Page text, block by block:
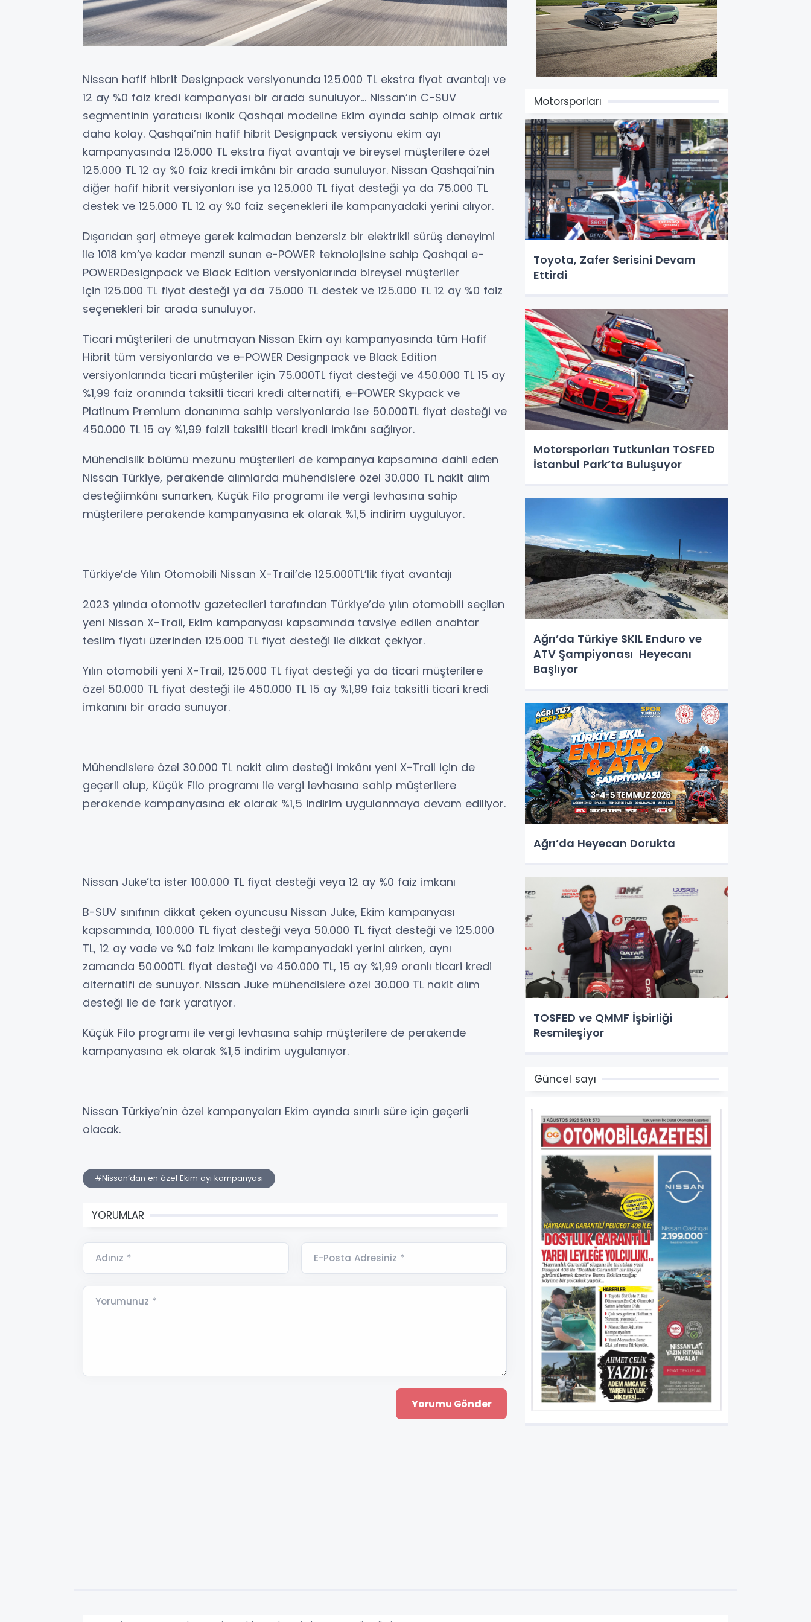
Nissan hafif hibrit Designpack versiyonunda 125.000 TL ekstra fiyat avantajı ve
12 ay %0 faiz kredi kampanyası bir arada sunuluyor... Nissan’ın C-SUV
segmentinin yaratıcısı ikonik Qashqai modeline Ekim ayında sahip olmak artık
daha kolay. Qashqai’nin hafif hibrit Designpack versiyonu ekim ayı
kampanyasında 125.000 TL ekstra fiyat avantajı ve bireysel müşterilere özel
125.000 TL 12 ay %0 faiz kredi imkânı bir arada sunuluyor. Nissan Qashqai’nin
diğer hafif hibrit versiyonları ise ya 125.000 TL fiyat desteği ya da 75.000 TL
destek ve 125.000 TL 12 ay %0 faiz seçenekleri ile kampanyadaki yerini alıyor.
Dışarıdan şarj etmeye gerek kalmadan benzersiz bir elektrikli sürüş deneyimi
ile 1018 km’ye kadar menzil sunan e-POWER teknolojisine sahip Qashqai e-
POWERDesignpack ve Black Edition versiyonlarında bireysel müşteriler
için 125.000 TL fiyat desteği ya da 75.000 TL destek ve 125.000 TL 12 ay %0 faiz
seçenekleri bir arada sunuluyor.
Ticari müşterileri de unutmayan Nissan Ekim ayı kampanyasında tüm Hafif
Hibrit tüm versiyonlarda ve e-POWER Designpack ve Black Edition
versiyonlarında ticari müşteriler için 75.000TL fiyat desteği ve 450.000 TL 15 ay
%1,99 faiz oranında taksitli ticari kredi alternatifi, e-POWER Skypack ve
Platinum Premium donanıma sahip versiyonlarda ise 50.000TL fiyat desteği ve
450.000 TL 15 ay %1,99 faizli taksitli ticari kredi imkânı sağlıyor.
Mühendislik bölümü mezunu müşterileri de kampanya kapsamına dahil eden
Nissan Türkiye, perakende alımlarda mühendislere özel 30.000 TL nakit alım
desteğiimkânı sunarken, Küçük Filo programı ile vergi levhasına sahip
müşterilere perakende kampanyasına ek olarak %1,5 indirim uyguluyor.
Türkiye’de Yılın Otomobili Nissan X-Trail’de 125.000TL’lik fiyat avantajı
2023 yılında otomotiv gazetecileri tarafından Türkiye’de yılın otomobili seçilen
yeni Nissan X-Trail, Ekim kampanyası kapsamında tavsiye edilen anahtar
teslim fiyatı üzerinden 125.000 TL fiyat desteği ile dikkat çekiyor.
Yılın otomobili yeni X-Trail, 125.000 TL fiyat desteği ya da ticari müşterilere
özel 50.000 TL fiyat desteği ile 450.000 TL 15 ay %1,99 faiz taksitli ticari kredi
imkanını bir arada sunuyor.
Mühendislere özel 30.000 TL nakit alım desteği imkânı yeni X-Trail için de
geçerli olup, Küçük Filo programı ile vergi levhasına sahip müşterilere
perakende kampanyasına ek olarak %1,5 indirim uygulanmaya devam ediliyor.
Nissan Juke’ta ister 100.000 TL fiyat desteği veya 12 ay %0 faiz imkanı
B-SUV sınıfının dikkat çeken oyuncusu Nissan Juke, Ekim kampanyası
kapsamında, 100.000 TL fiyat desteği veya 50.000 TL fiyat desteği ve 125.000
TL, 12 ay vade ve %0 faiz imkanı ile kampanyadaki yerini alırken, aynı
zamanda 50.000TL fiyat desteği ve 450.000 TL, 15 ay %1,99 oranlı ticari kredi
alternatifi de sunuyor. Nissan Juke mühendislere özel 30.000 TL nakit alım
desteği ile de fark yaratıyor.
Küçük Filo programı ile vergi levhasına sahip müşterilere de perakende
kampanyasına ek olarak %1,5 indirim uygulanıyor.
Nissan Türkiye’nin özel kampanyaları Ekim ayında sınırlı süre için geçerli
olacak.
#Nissan’dan en özel Ekim ayı kampanyası
YORUMLAR
Adınız * E-Posta Adresiniz *
Yorumunuz *
Motorsporları
Toyota, Zafer Serisini Devam
Ettirdi
Motorsporları Tutkunları TOSFED
İstanbul Park’ta Buluşuyor
Ağrı’da Türkiye SKIL Enduro ve
ATV Şampiyonası Heyecanı
Başlıyor
Ağrı’da Heyecan Dorukta
TOSFED ve QMMF İşbirliği
Resmileşiyor
Güncel sayı